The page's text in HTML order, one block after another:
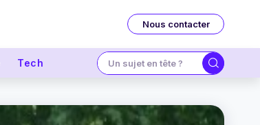
Nous contacter
Tech